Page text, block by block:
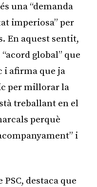
una “demanda
imperiosa” per
En aquest sentit,
global” que
i afirma que ja
per millorar la
treballant en el
perquè
i
destaca que